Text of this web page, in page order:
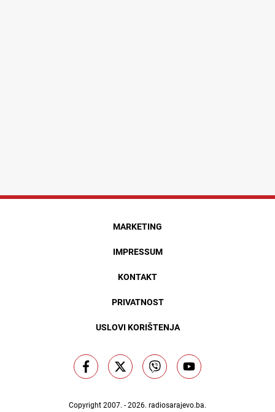
MARKETING
IMPRESSUM
KONTAKT
PRIVATNOST
USLOVI KORIŠTENJA
Copyright 2007. - 2026. radiosarajevo.ba.